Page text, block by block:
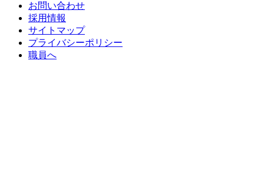
お問い合わせ
採用情報
サイトマップ
プライバシーポリシー
職員へ